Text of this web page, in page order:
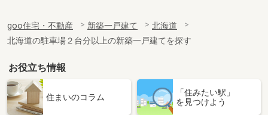
goo住宅・不動産 新築一戸建て
北海道
北海道の駐車場２台分以上の新築一戸建てを探す
お役立ち情報
住まいのコラム
「住みたい駅」
を見つけよう